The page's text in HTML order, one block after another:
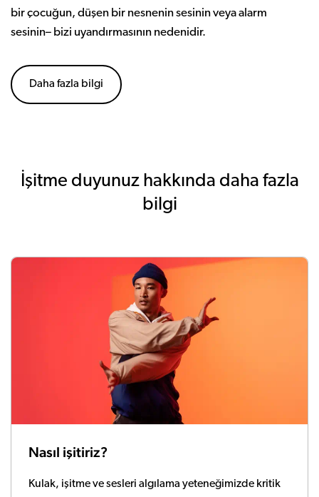
bir çocuğun, düşen bir nesnenin sesinin veya alarm
sesinin– bizi uyandırmasının nedenidir.
Daha fazla bilgi
İşitme duyunuz hakkında daha fazla
bilgi
Nasıl işitiriz?
Kulak, işitme ve sesleri algılama yeteneğimizde kritik